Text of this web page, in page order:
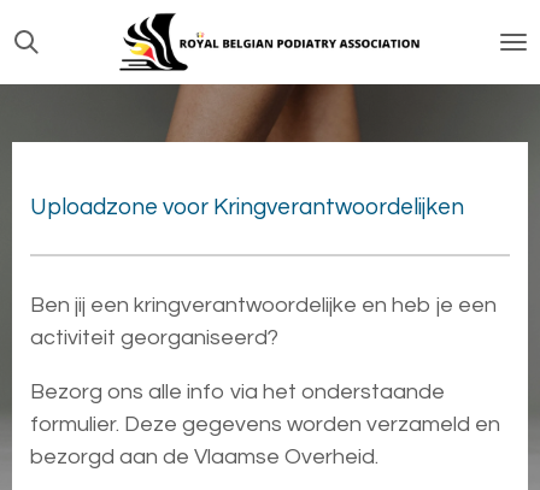
Ga
direct
naar
Uploadzone voor Kringverantwoordelijken
Ben jij een kringverantwoordelijke en heb je een
activiteit georganiseerd?
Bezorg ons alle info via het onderstaande
formulier. Deze gegevens worden verzameld en
bezorgd aan de Vlaamse Overheid.